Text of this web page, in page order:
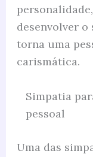
desenvolver o
torna uma
carismática.
Simpatia
pessoal
Uma das